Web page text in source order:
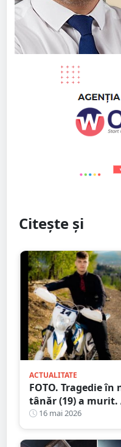
Citește și
ACTUALITATE
FOTO. Tragedie
tânăr (19) a murit.
prăpastie
16 mai 2026